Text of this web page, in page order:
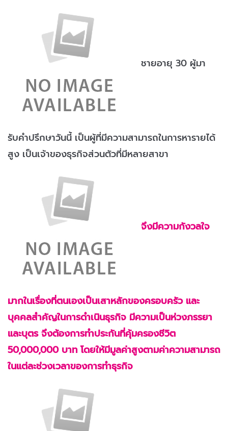
ชายอายุ 30 ผู้มา
รับคำปรึกษาวันนี้ เป็นผู้ที่มีความสามารถในการหารายได้
สูง เป็นเจ้าของธุรกิจส่วนตัวที่มีหลายสาขา
จึงมีความกังวลใจ
มากในเรื่องที่ตนเองเป็นเสาหลักของครอบครัว และ
บุคคลสำคัญในการดำเนินธุรกิจ มีความเป็นห่วงภรรยา
และบุตร จึงต้องการทำประกันที่คุ้มครองชีวิต
50,000,000 บาท โดยให้มีมูลค่าสูงตามค่าความสามารถ
ในแต่ละช่วงเวลาของการทำธุรกิจ